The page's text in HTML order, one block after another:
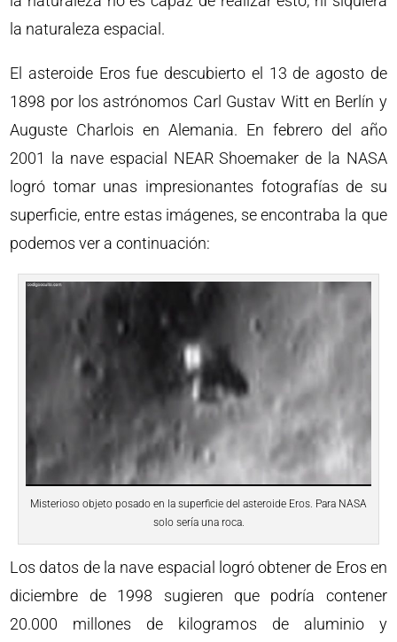
la naturaleza espacial.
El asteroide Eros fue descubierto el 13 de agosto de
1898 por los astrónomos Carl Gustav Witt en Berlín y
Auguste Charlois en Alemania. En febrero del año
2001 la nave espacial NEAR Shoemaker de la NASA
logró tomar unas impresionantes fotografías de su
superficie, entre estas imágenes, se encontraba la que
podemos ver a continuación:
Misterioso objeto posado en la superficie del asteroide Eros. Para NASA
solo sería una roca.
Los datos de la nave espacial logró obtener de Eros en
diciembre de 1998 sugieren que podría contener
20.000 millones de kilogramos de aluminio y